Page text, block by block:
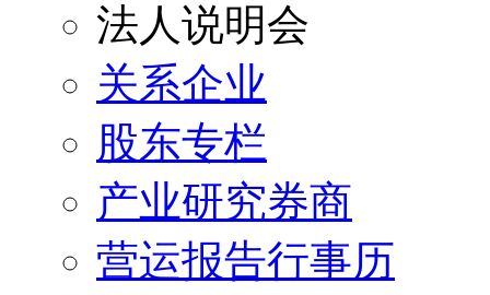
法人说明会
关系企业
股东专栏
产业研究券商
营运报告行事历